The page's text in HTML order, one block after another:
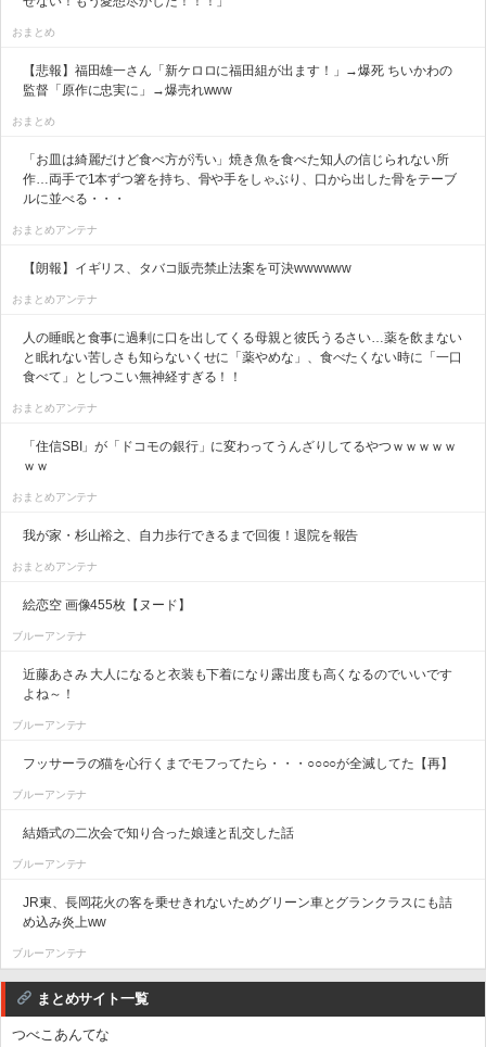
おまとめ
【悲報】福田雄一さん「新ケロロに福田組が出ます！」→爆死 ちいかわの
監督「原作に忠実に」→爆売れwww
おまとめ
「お皿は綺麗だけど食べ方が汚い」焼き魚を食べた知人の信じられない所
作…両手で1本ずつ箸を持ち、骨や手をしゃぶり、口から出した骨をテーブ
ルに並べる・・・
おまとめアンテナ
【朗報】イギリス、タバコ販売禁止法案を可決wwwwww
おまとめアンテナ
人の睡眠と食事に過剰に口を出してくる母親と彼氏うるさい…薬を飲まない
と眠れない苦しさも知らないくせに「薬やめな」、食べたくない時に「一口
食べて」としつこい無神経すぎる！！
おまとめアンテナ
「住信SBI」が「ドコモの銀行」に変わってうんざりしてるやつｗｗｗｗｗ
ｗｗ
おまとめアンテナ
我が家・杉山裕之、自力歩行できるまで回復！退院を報告
おまとめアンテナ
絵恋空 画像455枚【ヌード】
ブルーアンテナ
近藤あさみ 大人になると衣装も下着になり露出度も高くなるのでいいです
よね～！
ブルーアンテナ
フッサーラの猫を心行くまでモフってたら・・・○○○○が全滅してた【再】
ブルーアンテナ
結婚式の二次会で知り合った娘達と乱交した話
ブルーアンテナ
JR東、長岡花火の客を乗せきれないためグリーン車とグランクラスにも詰
め込み炎上ww
ブルーアンテナ
まとめサイト一覧
つべこあんてな